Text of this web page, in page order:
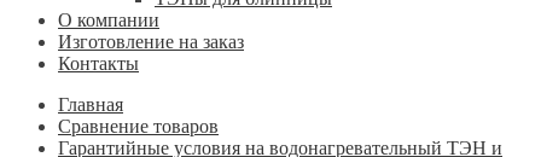
О компании
Изготовление на заказ
Контакты
Главная
Cравнение товаров
Гарантийные условия на водонагревательный ТЭН и